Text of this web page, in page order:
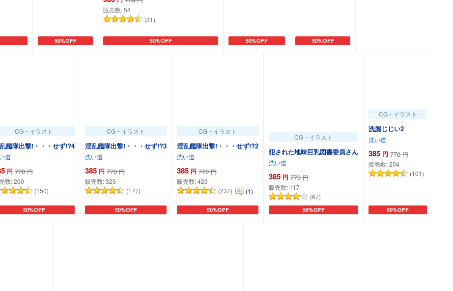
50%OFF
カートに追加
販売数:58
(31)
50%OFF
カートに追加 50%OFF
カートに追加 50%OFF
カートに追加
CG・イラスト
艦隊出撃!・・・せず!?4
道
円 770 円
数:260
(150)
50%OFF
カートに追加
CG・イラスト
淫乱艦隊出撃!・・・せず!?3
洗い道
385 円 770 円
販売数:325
(177)
50%OFF
カートに追加
CG・イラスト
淫乱艦隊出撃!・・・せず!?2
洗い道
385 円 770 円
販売数:423
(237)
(1)
50%OFF
カートに追加
CG・イラスト
犯された地味巨乳図書委員さん
洗い道
385 円 770 円
販売数: 117
(67)
50%OFF
カートに追加
CG・イラスト
洗脳じじい2
洗い道
385 円 770 円
販売数:204
(101)
50%OFF
カートに追加